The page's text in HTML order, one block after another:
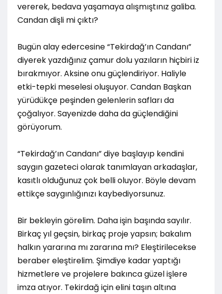
vererek, bedava yaşamaya alışmıştınız galiba.
Candan dişli mi çıktı?
Bugün alay edercesine “Tekirdağ’ın Candanı”
diyerek yazdığınız çamur dolu yazıların hiçbiri iz
bırakmıyor. Aksine onu güçlendiriyor. Haliyle
etki-tepki meselesi oluşuyor. Candan Başkan
yürüdükçe peşinden gelenlerin safları da
çoğalıyor. Sayenizde daha da güçlendiğini
görüyorum.
“Tekirdağ’ın Candanı” diye başlayıp kendini
saygın gazeteci olarak tanımlayan arkadaşlar,
kasıtlı olduğunuz çok belli oluyor. Böyle devam
ettikçe saygınlığınızı kaybediyorsunuz.
Bir bekleyin görelim. Daha işin başında sayılır.
Birkaç yıl geçsin, birkaç proje yapsın; bakalım
halkın yararına mı zararına mı? Eleştirilecekse
beraber eleştirelim. Şimdiye kadar yaptığı
hizmetlere ve projelere bakınca güzel işlere
imza atıyor. Tekirdağ için elini taşın altına